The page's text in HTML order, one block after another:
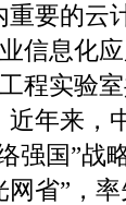
重要的云
信息化
程实验
近年来，
强国”战
网省”，